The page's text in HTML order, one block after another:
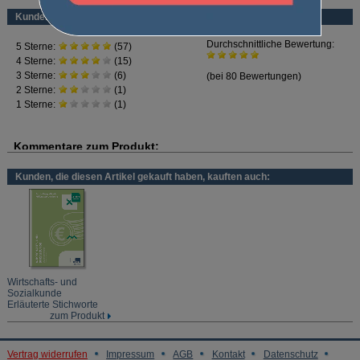
Lieber digital lernen?
Zur Prüfungssimulation für Tablet und PC (Best.-Nr. CA2790)
In3 Prüfungssimulationenkönnen Sie Ihr Wissen im
Prüfungsfach Wirtschafts- und Sozialkunde
auf die Probe stellen.
Lernen Sie wie mit der Prüfung:
Bewertungsvorgabe
Kundenbewertung
Kunden, die diesen Artikel gekauft haben, kauften auch:
Wirtschafts- und
Sozialkunde
Erläuterte Stichworte
zum Produkt
Vertrag widerrufen Impressum AGB Kontakt Datenschutz